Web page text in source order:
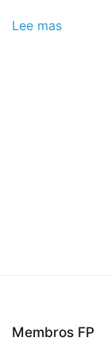
Lee mas
Membros FP